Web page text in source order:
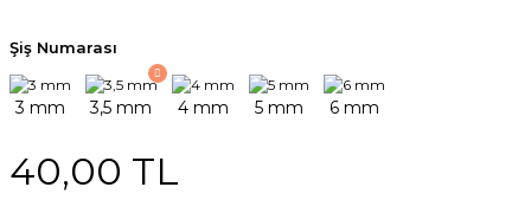
Şiş Numarası
40,00 TL